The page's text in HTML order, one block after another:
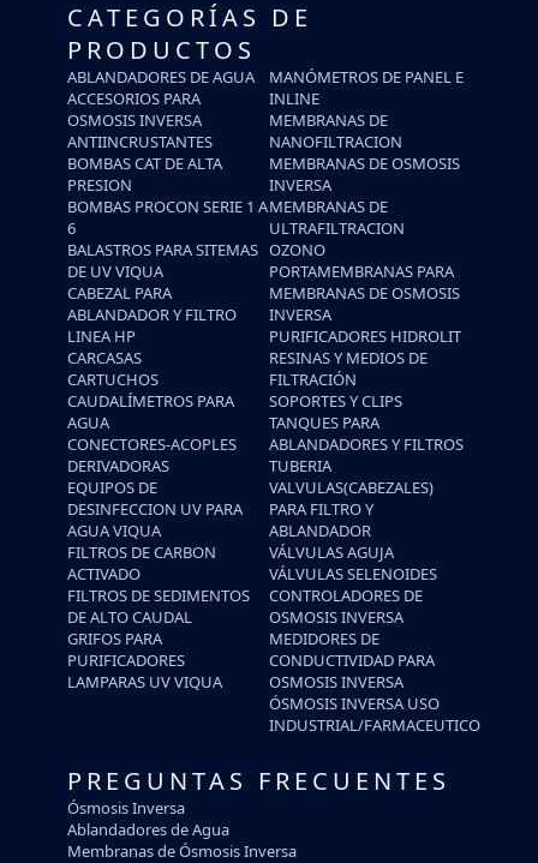
CATEGORÍAS DE
PRODUCTOS
ABLANDADORES DE AGUA
ACCESORIOS PARA
OSMOSIS INVERSA
ANTIINCRUSTANTES
BOMBAS CAT DE ALTA
PRESION
BOMBAS PROCON SERIE 1 A
6
BALASTROS PARA SITEMAS
DE UV VIQUA
CABEZAL PARA
ABLANDADOR Y FILTRO
LINEA HP
CARCASAS
CARTUCHOS
CAUDALÍMETROS PARA
AGUA
CONECTORES-ACOPLES
DERIVADORAS
EQUIPOS DE
DESINFECCION UV PARA
AGUA VIQUA
FILTROS DE CARBON
ACTIVADO
FILTROS DE SEDIMENTOS
DE ALTO CAUDAL
GRIFOS PARA
PURIFICADORES
LAMPARAS UV VIQUA
MANÓMETROS DE PANEL E
INLINE
MEMBRANAS DE
NANOFILTRACION
MEMBRANAS DE OSMOSIS
INVERSA
MEMBRANAS DE
ULTRAFILTRACION
OZONO
PORTAMEMBRANAS PARA
MEMBRANAS DE OSMOSIS
INVERSA
PURIFICADORES HIDROLIT
RESINAS Y MEDIOS DE
FILTRACIÓN
SOPORTES Y CLIPS
TANQUES PARA
ABLANDADORES Y FILTROS
TUBERIA
VALVULAS(CABEZALES)
PARA FILTRO Y
ABLANDADOR
VÁLVULAS AGUJA
VÁLVULAS SELENOIDES
CONTROLADORES DE
OSMOSIS INVERSA
MEDIDORES DE
CONDUCTIVIDAD PARA
OSMOSIS INVERSA
ÓSMOSIS INVERSA USO
INDUSTRIAL/FARMACEUTICO
PREGUNTAS FRECUENTES
Ósmosis Inversa
Ablandadores de Agua
Membranas de Ósmosis Inversa